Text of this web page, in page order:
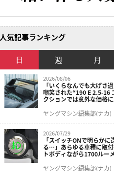
人気記事ランキング
日 週 月
2026/08/06
「いくらなんでも大げさ
嘲笑された“190 E 2.5-16
クションでは意外な価格
ヤングマシン編集部(ナカ)
2026/07/29
「スイッチONで明らかに
る…」あらゆる車種に取
トボディながら1700ルー
ニット プレシャスレイ ス
ヤングマシン編集部(ナカ)